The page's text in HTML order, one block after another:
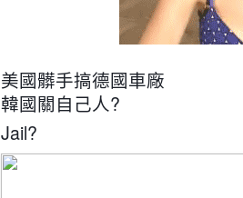
美國髒手搞德國車廠
韓國關自己人?
Jail?